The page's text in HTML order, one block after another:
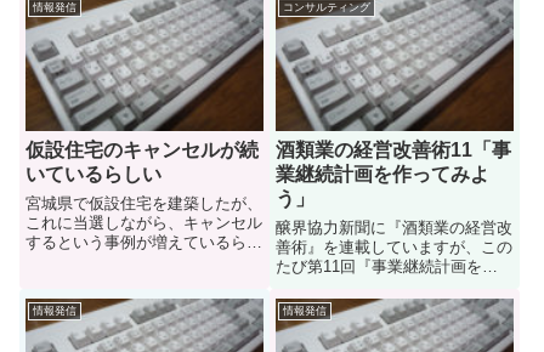
情報発信
仮設住宅のキャンセルが続
いているらしい
宮城県で仮設住宅を建築したが、
これに当選しながら、キャンセル
するという事例が増えているらし
宅の応募は１割 NHKニュース
仮設住宅の立地に問題があるよう
だが、これは仮設住宅の問題に...
コンサルティング
酒類業の経営改善術11「事
業継続計画を作ってみよ
う」
醸界協力新聞に『酒類業の経営改
善術』を連載していますが、この
たび第11回『事業継続計画を作
東日本大震災の経験から事業継続
計画の必要性が叫ばれています。
「そもそも、事業継続計画とは何
情報発信 情報発信